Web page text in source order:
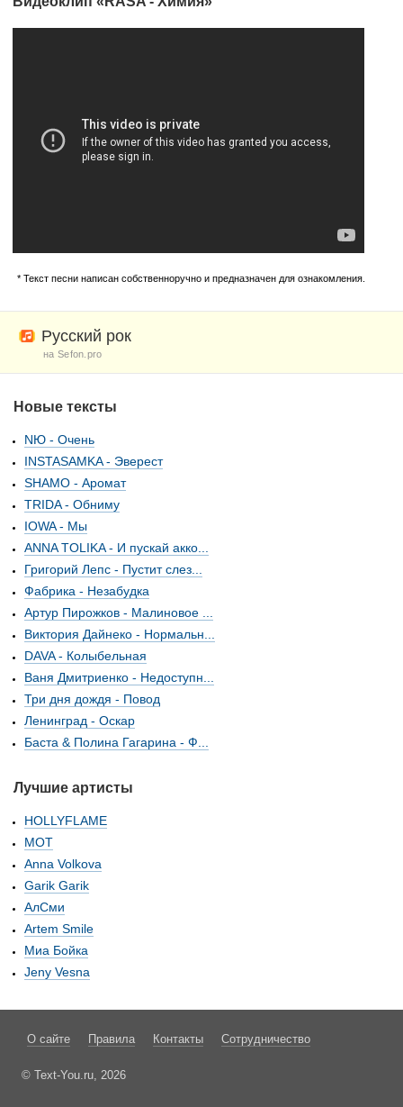
* Текст песни написан собственноручно и предназначен для ознакомления.
Русский рок
на Sefon.pro
Новые тексты
NЮ - Очень
INSTASAMKA - Эверест
SHAMO - Аромат
TRIDA - Обниму
IOWA - Мы
ANNA TOLIKA - И пускай акко...
Григорий Лепс - Пустит слез...
Фабрика - Незабудка
Артур Пирожков - Малиновое ...
Виктория Дайнеко - Нормальн...
DAVA - Колыбельная
Ваня Дмитриенко - Недоступн...
Три дня дождя - Повод
Ленинград - Оскар
Баста & Полина Гагарина - Ф...
Лучшие артисты
HOLLYFLAME
МОТ
Anna Volkova
Garik Garik
АлСми
Artem Smile
Миа Бойка
Jeny Vesna
О сайте Правила Контакты Сотрудничество
© Text-You.ru, 2026